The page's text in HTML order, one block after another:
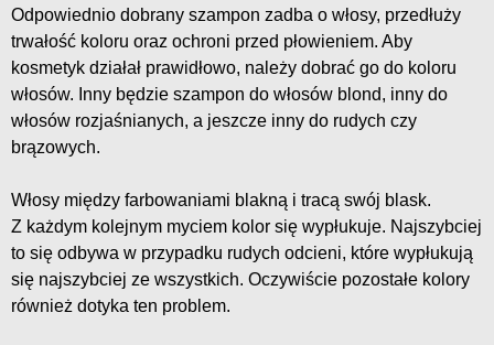
Odpowiednio dobrany szampon zadba o włosy, przedłuży
trwałość koloru oraz ochroni przed płowieniem. Aby
kosmetyk działał prawidłowo, należy dobrać go do koloru
włosów. Inny będzie szampon do włosów blond, inny do
włosów rozjaśnianych, a jeszcze inny do rudych czy
brązowych.
Włosy między farbowaniami blakną i tracą swój blask.
Z każdym kolejnym myciem kolor się wypłukuje. Najszybciej
to się odbywa w przypadku rudych odcieni, które wypłukują
się najszybciej ze wszystkich. Oczywiście pozostałe kolory
również dotyka ten problem.